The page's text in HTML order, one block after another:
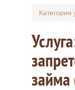
Категория
займа